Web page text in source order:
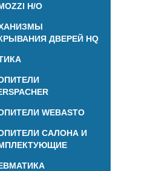
Н/О
ДВЕРЕЙ HQ
WEBASTO
САЛОНА И